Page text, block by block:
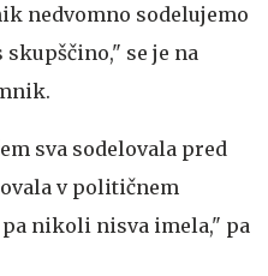
nedvomno sodelujemo
se je na
sva sodelovala pred
v političnem
nikoli nisva imela," pa